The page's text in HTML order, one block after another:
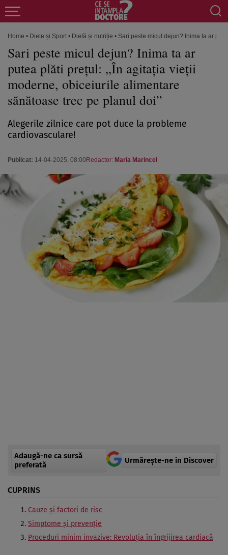
Home • Diete și Sport • Dietă și nutriție • Sari peste micul dejun? Inima ta ar
Sari peste micul dejun? Inima ta ar
putea plăti prețul: „În agitația vieții
moderne, obiceiurile alimentare
sănătoase trec pe planul doi”
Alegerile zilnice care pot duce la probleme
cardiovasculare!
Publicat: 14-04-2025, 08:00 Redactor: Maria Marincel
Adaugă-ne ca sursă
preferată
Urmărește-ne in Discover
CUPRINS
Cauze și factori de risc
Simptome și prevenție
Proceduri minim invazive: Revoluția în îngrijirea cardiacă